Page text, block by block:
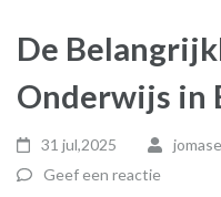
De
Onderwijs in
31 jul,2025
Geef een reactie